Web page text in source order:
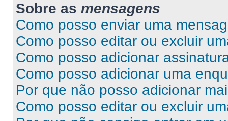
Sobre as mensagens
Como posso enviar uma
Como posso editar ou excluir
Como posso adicionar
Como posso adicionar uma
Por que não posso adicionar
Como posso editar ou excluir